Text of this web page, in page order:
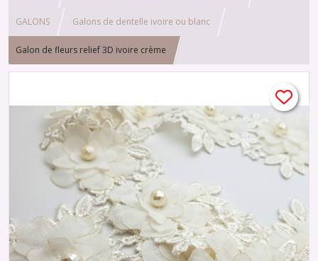
GALONS Galons de dentelle ivoire ou blanc
Galon de fleurs relief 3D ivoire crème